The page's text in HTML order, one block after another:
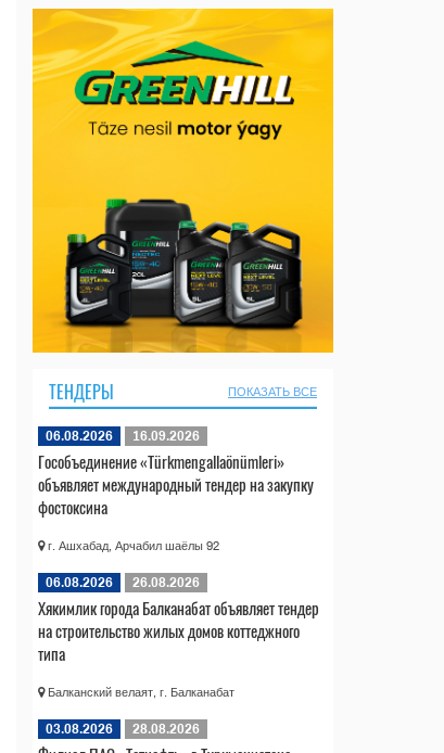
ТЕНДЕРЫ ПОКАЗАТЬ ВСЕ
06.08.2026 16.09.2026
Гособъединение «Türkmengallaönümleri»
объявляет международный тендер на закупку
фостоксина
г. Ашхабад, Арчабил шаёлы 92
06.08.2026 26.08.2026
Хякимлик города Балканабат объявляет тендер
на строительство жилых домов коттеджного
типа
Балканский велаят, г. Балканабат
03.08.2026 28.08.2026